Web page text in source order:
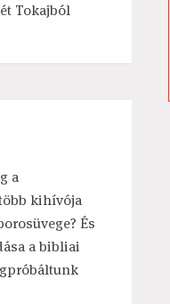
Tokajból
a
kihívója
És
a bibliai